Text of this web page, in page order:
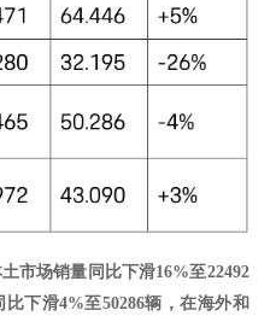
市场销量同比下滑16%至22492
下滑4%至50286辆，在海外和